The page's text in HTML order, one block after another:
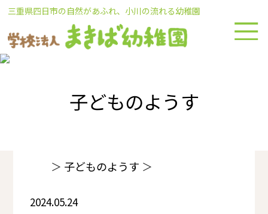
Skip
content
三重県四日市の自然があふれ、小川の流れる幼稚園
子どものようす
＞ 子どものようす ＞
2024.05.24